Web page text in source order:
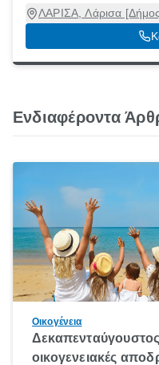
ΛΑΡΙΣΑ, Λάρισα
Ενδιαφέροντα
Οικογένεια
οικογενειακές